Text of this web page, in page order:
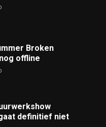
Broken
offline
definitief niet